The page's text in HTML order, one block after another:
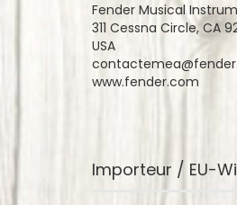
Fender Musical
311 Cessna Circle, CA
USA
www.fender.com
Importeur / EU-